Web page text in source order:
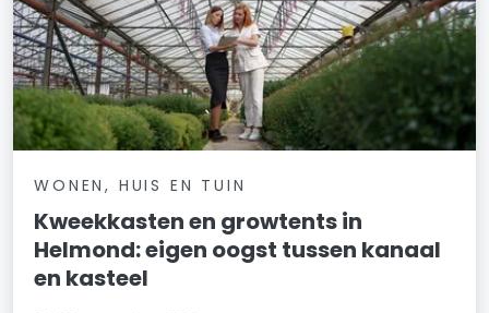
WONEN, HUIS EN TUIN
Kweekkasten en growtents in
Helmond: eigen oogst tussen kanaal
en kasteel